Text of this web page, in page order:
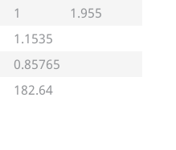
1
1.955
1.1535
0.85765
182.64